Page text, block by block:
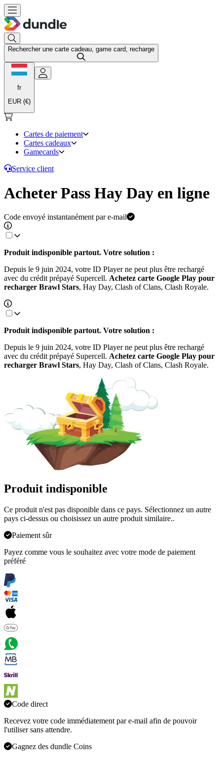
Rechercher une carte cadeau, game card, recharge
fr
EUR (€)
Cartes de paiement
Cartes cadeaux
Gamecards
Service client
Acheter Pass Hay Day en ligne
Code envoyé instantanément par e-mail
Produit indisponible partout. Votre solution :
Depuis le 9 juin 2024, votre ID Player ne peut plus être rechargé
avec du crédit prépayé Supercell. Achetez carte Google Play pour
recharger Brawl Stars, Hay Day, Clash of Clans, Clash Royale.
Produit indisponible partout. Votre solution :
Depuis le 9 juin 2024, votre ID Player ne peut plus être rechargé
avec du crédit prépayé Supercell. Achetez carte Google Play pour
recharger Brawl Stars, Hay Day, Clash of Clans, Clash Royale.
Produit indisponible
Ce produit n'est pas disponible dans ce pays. Sélectionnez un autre
pays ci-dessus ou choisissez un autre produit similaire..
Paiement sûr
Payez comme vous le souhaitez avec votre mode de paiement
préféré
Code direct
Recevez votre code immédiatement par e-mail afin de pouvoir
l'utiliser sans attendre.
Gagnez des dundle Coins